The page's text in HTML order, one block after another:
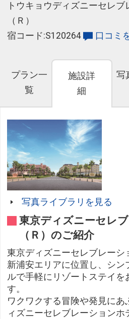
トウキョウディズニーセレ
（Ｒ）
宿コード:S120264
口コミ
プラン一
覧
施設詳
細
写
写真ライブラリを見る
東京ディズニーセレ
（Ｒ）のご紹介
東京ディズニーセレブレーシ
新浦安エリアに位置し、シン
ルで手軽にリゾートステイを
す。
ワクワクする冒険や発見に
ィズニーセレブレーションホ